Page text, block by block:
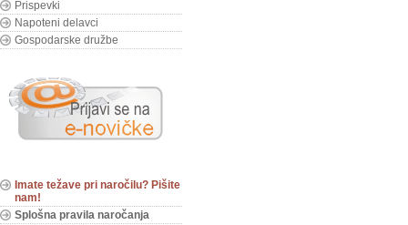
Prispevki
Napoteni delavci
Gospodarske družbe
Imate težave pri naročilu? Pišite
nam!
Splošna pravila naročanja